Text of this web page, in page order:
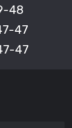
48
47
47